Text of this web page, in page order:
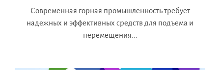
Современная горная промышленность требует
надежных и эффективных средств для подъема и
перемещения...